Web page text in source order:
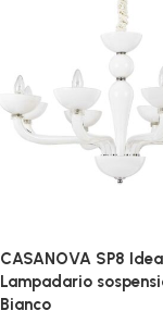
CASANOVA SP8
Lampadario
Bianco